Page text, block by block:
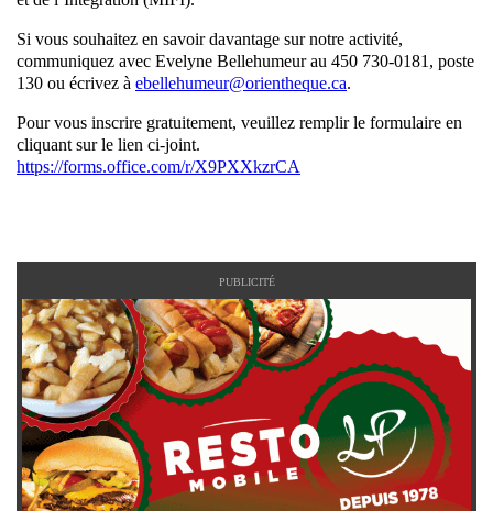
Si vous souhaitez en savoir davantage sur notre activité,
communiquez avec Evelyne Bellehumeur au 450 730-0181, poste
130 ou écrivez à ebellehumeur@orientheque.ca.
Pour vous inscrire gratuitement, veuillez remplir le formulaire en
cliquant sur le lien ci-joint.
https://forms.office.com/r/X9PXXkzrCA
PUBLICITÉ